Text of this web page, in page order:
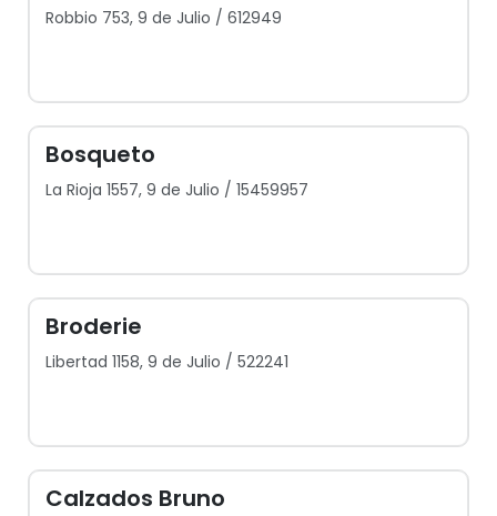
Robbio 753, 9 de Julio / 612949
Bosqueto
La Rioja 1557, 9 de Julio / 15459957
Broderie
Libertad 1158, 9 de Julio / 522241
Calzados Bruno